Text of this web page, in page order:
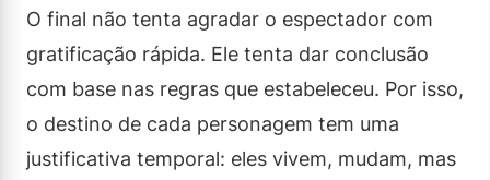
O final não tenta agradar o espectador com
gratificação rápida. Ele tenta dar conclusão
com base nas regras que estabeleceu. Por isso,
o destino de cada personagem tem uma
justificativa temporal: eles vivem, mudam, mas